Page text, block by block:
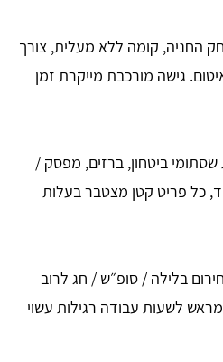
החניה, קומה ללא מעלית, צורך
גישה מורכבת מייקרת זמן
ביטחון, ברזים, מפסק /
כל פריט קטן מצטבר בעלות
חירום בלילה / סופ״ש / חג לרוב
לשעות עבודה רגילות עשוי